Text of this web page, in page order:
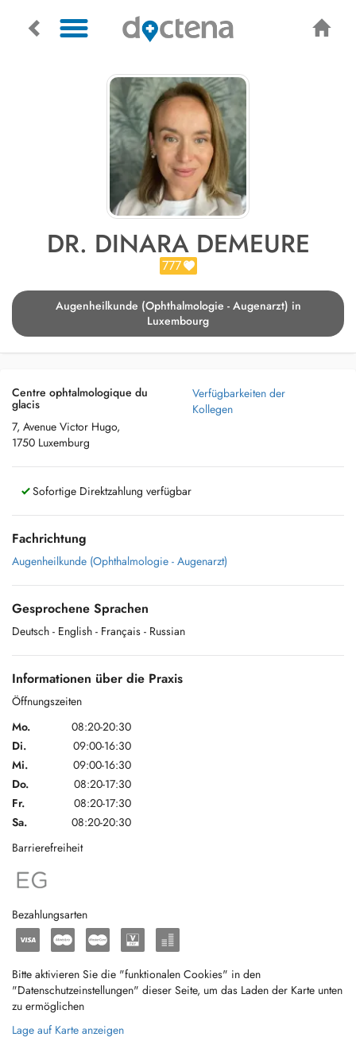
DR. DINARA DEMEURE
777
Augenheilkunde (Ophthalmologie - Augenarzt) in
Luxembourg
Centre ophtalmologique du
glacis
7, Avenue Victor Hugo,
1750 Luxemburg
Verfügbarkeiten der
Kollegen
Sofortige Direktzahlung verfügbar
Fachrichtung
Augenheilkunde (Ophthalmologie - Augenarzt)
Gesprochene Sprachen
Deutsch - English - Français - Russian
Informationen über die Praxis
Öffnungszeiten
Mo.
08:20-20:30
Di.
09:00-16:30
Mi.
09:00-16:30
Do.
08:20-17:30
Fr.
08:20-17:30
Sa.
08:20-20:30
Barrierefreiheit
Bezahlungsarten
Bitte aktivieren Sie die "funktionalen Cookies" in den
"Datenschutzeinstellungen" dieser Seite, um das Laden der Karte unten
zu ermöglichen
Lage auf Karte anzeigen